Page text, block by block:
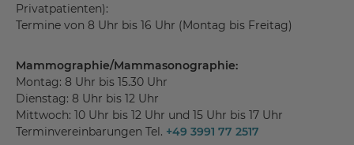
Privatpatienten):
Termine von 8 Uhr bis 16 Uhr (Montag bis Freitag)
Mammographie/Mammasonographie:
Montag: 8 Uhr bis 15.30 Uhr
Dienstag: 8 Uhr bis 12 Uhr
Mittwoch: 10 Uhr bis 12 Uhr und 15 Uhr bis 17 Uhr
Terminvereinbarungen Tel. +49 3991 77 2517